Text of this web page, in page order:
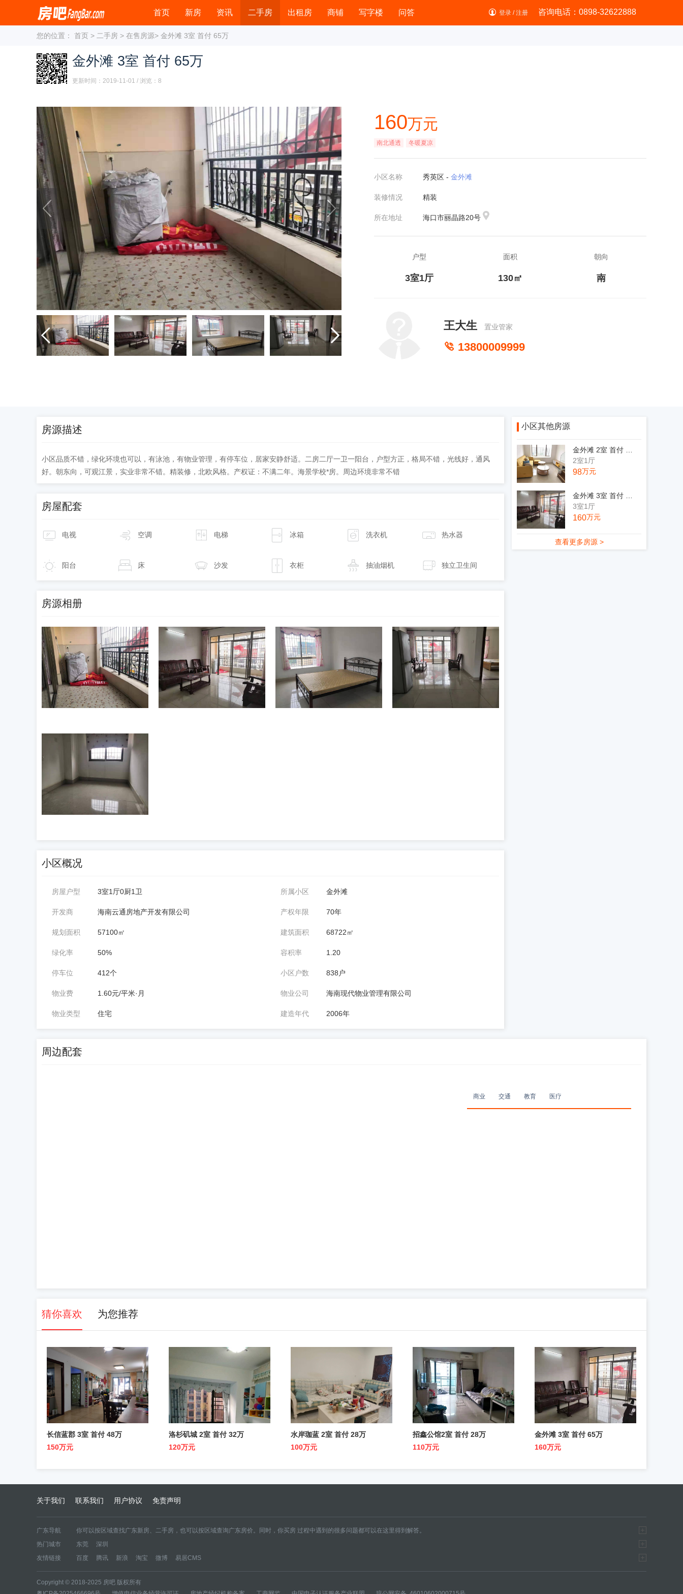
首页 新房 资讯 二手房 出租房 商铺 写字楼 问答 咨询电话：0898-32622888
登录 /注册
您的位置： 首页 > 二手房 > 在售房源> 金外滩 3室 首付 65万
金外滩 3室 首付 65万
更新时间：2019-11-01 / 浏览： 8
 
160万元
南北通透 冬暖夏凉
小区名称 秀英区 - 金外滩
装修情况 精装
所在地址 海口市丽晶路20号
户型
3室1厅
面积
130㎡
朝向
南
王大生 置业管家
 13800009999
房源描述
小区品质不错，绿化环境也可以，有泳池，有物业管理，有停车位，居家安静舒适。二房二厅一卫一阳台，户型方正，格局不错，光线好，通风
好。朝东向，可观江景，实业非常不错。精装修，北欧风格。产权证：不满二年。海景学校*房。周边环境非常不错
房屋配套
电视 空调 电梯 冰箱 洗衣机 热水器
阳台 床 沙发 衣柜 抽油烟机 独立卫生间
房源相册
小区概况
房屋户型 3室1厅0厨1卫 所属小区 金外滩
开发商 海南云通房地产开发有限公司 产权年限 70年
规划面积 57100㎡ 建筑面积 68722㎡
绿化率 50% 容积率 1.20
停车位 412个 小区户数 838户
物业费 1.60元/平米·月 物业公司 海南现代物业管理有限公司
物业类型 住宅 建造年代 2006年
小区其他房源
2室1厅
98万元
3室1厅
160万元
查看更多房源 >
周边配套
商业 交通 教育 医疗
猜你喜欢 为您推荐
长信蓝郡 3室 首付 48万
150万元
洛杉矶城 2室 首付 32万
120万元
水岸珈蓝 2室 首付 28万
100万元
招鑫公馆2室 首付 28万
110万元
金外滩 3室 首付 65万
160万元
关于我们 联系我们 用户协议 免责声明
广东导航 你可以按区域查找广东新房、二手房，也可以按区域查询广东房价。同时，你买房 过程中遇到的很多问题都可以在这里得到解答。
区域新房 东莞 深圳
区域二手房 东莞二手房 深圳二手房
热门城市 东莞
深圳
友情链接
百度 腾讯 新浪 淘宝 微博 易居CMS
Copyright © 2018-2025 房吧 版权所有